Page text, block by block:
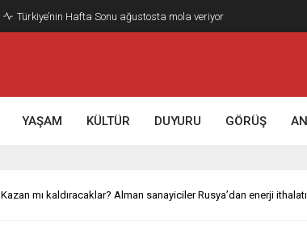
Gazze’nin geleceği: Teknokratik kontrol mü, kolonializm mi?
YAŞAM KÜLTÜR DUYURU GÖRÜŞ
Kazan mı kaldıracaklar? Alman sanayiciler Rusya’dan enerji